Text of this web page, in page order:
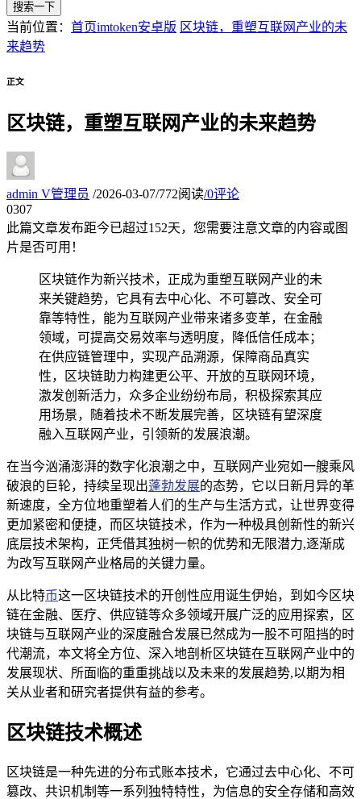
搜索一下
当前位置： 首页imtoken安卓版 区块链，重塑互联网产业的未
来趋势
正文
区块链，重塑互联网产业的未来趋势
admin V管理员 /2026-03-07/772阅读/0评论
0307
此篇文章发布距今已超过152天，您需要注意文章的内容或图
片是否可用！
区块链作为新兴技术，正成为重塑互联网产业的未
来关键趋势，它具有去中心化、不可篡改、安全可
靠等特性，能为互联网产业带来诸多变革，在金融
领域，可提高交易效率与透明度，降低信任成本；
在供应链管理中，实现产品溯源，保障商品真实
性，区块链助力构建更公平、开放的互联网环境，
激发创新活力，众多企业纷纷布局，积极探索其应
用场景，随着技术不断发展完善，区块链有望深度
融入互联网产业，引领新的发展浪潮。
在当今汹涌澎湃的数字化浪潮之中，互联网产业宛如一艘乘风
破浪的巨轮，持续呈现出蓬勃发展的态势，它以日新月异的革
新速度，全方位地重塑着人们的生产与生活方式，让世界变得
更加紧密和便捷，而区块链技术，作为一种极具创新性的新兴
底层技术架构，正凭借其独树一帜的优势和无限潜力,逐渐成
为改写互联网产业格局的关键力量。
从比特币这一区块链技术的开创性应用诞生伊始，到如今区块
链在金融、医疗、供应链等众多领域开展广泛的应用探索，区
块链与互联网产业的深度融合发展已然成为一股不可阻挡的时
代潮流，本文将全方位、深入地剖析区块链在互联网产业中的
发展现状、所面临的重重挑战以及未来的发展趋势,以期为相
关从业者和研究者提供有益的参考。
区块链技术概述
区块链是一种先进的分布式账本技术，它通过去中心化、不可
篡改、共识机制等一系列独特特性，为信息的安全存储和高效